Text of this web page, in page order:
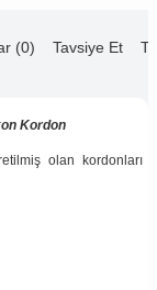
(0) Tavsiye Et
Kordon
olan kordonları